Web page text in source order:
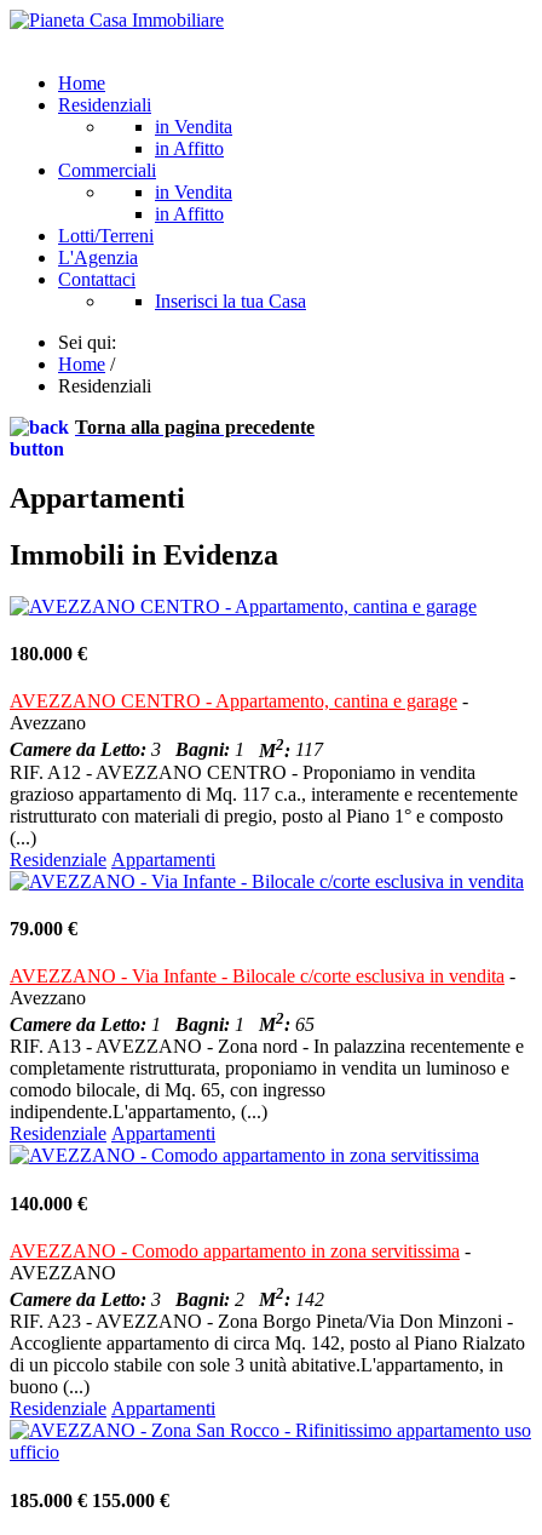
Home
Residenziali
in Vendita
in Affitto
Commerciali
in Vendita
in Affitto
Lotti/Terreni
L'Agenzia
Contattaci
Inserisci la tua Casa
Sei qui:
Home /
Residenziali
Torna alla pagina precedente
Appartamenti
Immobili in Evidenza
180.000 €
AVEZZANO CENTRO - Appartamento, cantina e garage -
Avezzano
Camere da Letto: 3 Bagni: 1 M2: 117
RIF. A12 - AVEZZANO CENTRO - Proponiamo in vendita
grazioso appartamento di Mq. 117 c.a., interamente e recentemente
ristrutturato con materiali di pregio, posto al Piano 1° e composto
(...)
Residenziale Appartamenti
79.000 €
AVEZZANO - Via Infante - Bilocale c/corte esclusiva in vendita -
Avezzano
Camere da Letto: 1 Bagni: 1M2: 65
RIF. A13 - AVEZZANO - Zona nord - In palazzina recentemente e
completamente ristrutturata, proponiamo in vendita un luminoso e
comodo bilocale, di Mq. 65, con ingresso
indipendente.L'appartamento, (...)
Residenziale Appartamenti
140.000 €
AVEZZANO - Comodo appartamento in zona servitissima -
AVEZZANO
Camere da Letto: 3 Bagni: 2 M2: 142
RIF. A23 - AVEZZANO - Zona Borgo Pineta/Via Don Minzoni -
Accogliente appartamento di circa Mq. 142, posto al Piano Rialzato
di un piccolo stabile con sole 3 unità abitative.L'appartamento, in
buono (...)
Residenziale Appartamenti
185.000 € 155.000 €